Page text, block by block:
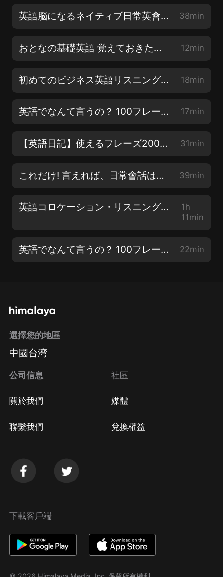
英語脳になるネイティブ日常英會話リスニング100 日本語音聲あり/なし 38min
おとなの基礎英語 覚えておきたいフレーズ 70 12min
初めてのビジネス英語リスニング〜面接・會議・電話 聞き流し 18min
英語でなんて言うの？ 100フレーズ vol.2 17min
【英語日記】使えるフレーズ200 スピーキングも上達！ 31min
これだけ! 言えれば、日常會話はなんとかなる英語フレーズ222 39min
英語コロケーション・リスニング（日本語音聲なし）
1h
11min
英語でなんて言うの？ 100フレーズ vol.1 22min
選擇您的地區
中國台湾
公司信息
關於我們
聯繫我們
社區
媒體
兌換權益
下載客戶端